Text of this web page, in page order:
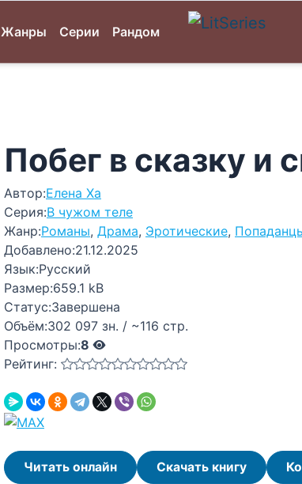
Жанры Серии Рандом
Побег в сказку и
Автор:Елена Ха
Серия:В чужом теле
Жанр:Романы, Драма, Эротические,
Добавлено:21.12.2025
Язык:Русский
Размер:659.1 kB
Статус:Завершена
Объём:302 097 зн. / ~116 стр.
Просмотры:8
Рейтинг:
Читать онлайн Скачать книгу